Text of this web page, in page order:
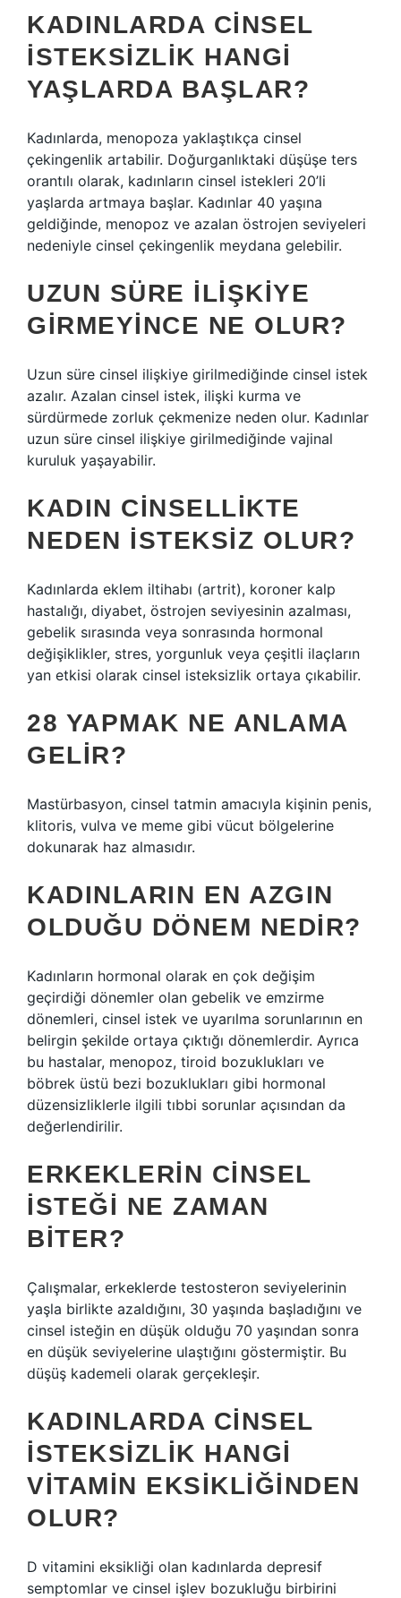
KADINLARDA CINSEL
ISTEKSIZLIK HANGI
YAŞLARDA BAŞLAR?
Kadınlarda, menopoza yaklaştıkça cinsel
çekingenlik artabilir. Doğurganlıktaki düşüşe ters
orantılı olarak, kadınların cinsel istekleri 20’li
yaşlarda artmaya başlar. Kadınlar 40 yaşına
geldiğinde, menopoz ve azalan östrojen seviyeleri
nedeniyle cinsel çekingenlik meydana gelebilir.
UZUN SÜRE ILIŞKIYE
GIRMEYINCE NE OLUR?
Uzun süre cinsel ilişkiye girilmediğinde cinsel istek
azalır. Azalan cinsel istek, ilişki kurma ve
sürdürmede zorluk çekmenize neden olur. Kadınlar
uzun süre cinsel ilişkiye girilmediğinde vajinal
kuruluk yaşayabilir.
KADIN CINSELLIKTE
NEDEN ISTEKSIZ OLUR?
Kadınlarda eklem iltihabı (artrit), koroner kalp
hastalığı, diyabet, östrojen seviyesinin azalması,
gebelik sırasında veya sonrasında hormonal
değişiklikler, stres, yorgunluk veya çeşitli ilaçların
yan etkisi olarak cinsel isteksizlik ortaya çıkabilir.
28 YAPMAK NE ANLAMA
GELIR?
Mastürbasyon, cinsel tatmin amacıyla kişinin penis,
klitoris, vulva ve meme gibi vücut bölgelerine
dokunarak haz almasıdır.
KADINLARIN EN AZGIN
OLDUĞU DÖNEM NEDIR?
Kadınların hormonal olarak en çok değişim
geçirdiği dönemler olan gebelik ve emzirme
dönemleri, cinsel istek ve uyarılma sorunlarının en
belirgin şekilde ortaya çıktığı dönemlerdir. Ayrıca
bu hastalar, menopoz, tiroid bozuklukları ve
böbrek üstü bezi bozuklukları gibi hormonal
düzensizliklerle ilgili tıbbi sorunlar açısından da
değerlendirilir.
ERKEKLERIN CINSEL
ISTEĞI NE ZAMAN
BITER?
Çalışmalar, erkeklerde testosteron seviyelerinin
yaşla birlikte azaldığını, 30 yaşında başladığını ve
cinsel isteğin en düşük olduğu 70 yaşından sonra
en düşük seviyelerine ulaştığını göstermiştir. Bu
düşüş kademeli olarak gerçekleşir.
KADINLARDA CINSEL
ISTEKSIZLIK HANGI
VITAMIN EKSIKLIĞINDEN
OLUR?
D vitamini eksikliği olan kadınlarda depresif
semptomlar ve cinsel işlev bozukluğu birbirini